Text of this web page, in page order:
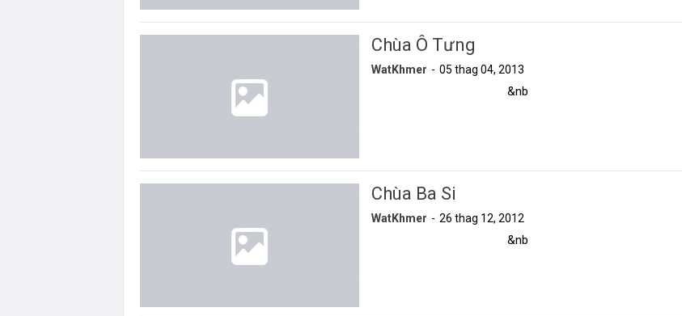
Chùa Ô Tưng
WatKhmer 05 thag 04, 2013
&nb
Chùa Ba Si
WatKhmer 26 thag 12, 2012
&nb